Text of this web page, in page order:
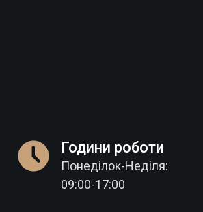
Години роботи
Понеділок-Неділя:
09:00-17:00